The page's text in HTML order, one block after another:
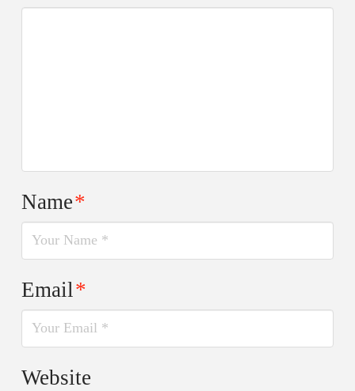
Name*
Email*
Website